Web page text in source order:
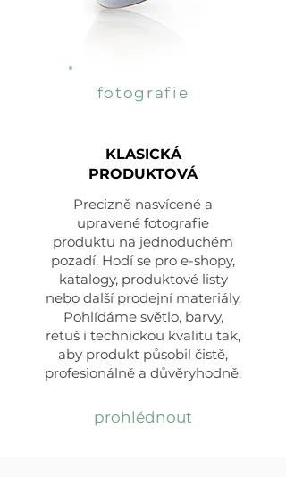
fotografie
KLASICKÁ
PRODUKTOVÁ
Precizně nasvícené a
upravené fotografie
produktu na jednoduchém
pozadí. Hodí se pro e-shopy,
katalogy, produktové listy
nebo další prodejní materiály.
Pohlídáme světlo, barvy,
retuš i technickou kvalitu tak,
aby produkt působil čistě,
profesionálně a důvěryhodně.
prohlédnout